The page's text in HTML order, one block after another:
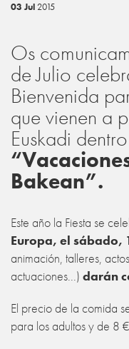
03 Jul 2015
Os
de Julio
Bienvenida
que vienen a
Euskadi
Bakean”.
Este año la Fiesta se
Europa, el sábado,
animación, talleres,
actuaciones...) darán
El precio de la comida
para los adultos y de 8